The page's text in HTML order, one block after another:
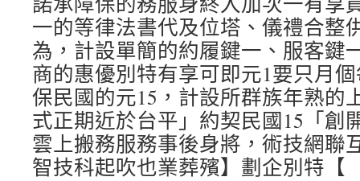
一的等律法書代及位塔、儀禮合整
為，計設單簡的約履鍵一、服客鍵
商的惠優別特有享可即元1要只月
保民國的元15，計設所群族年熟的
式正期近於台平」約契民國15「創
雲上搬務服務事後身將，術技網聯
智技科起吹也業葬殯】劃企別特【